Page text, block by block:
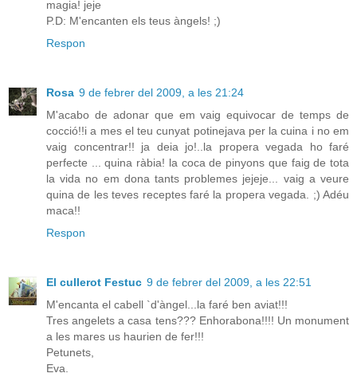
magia! jeje
P.D: M'encanten els teus àngels! ;)
Respon
Rosa 9 de febrer del 2009, a les 21:24
M'acabo de adonar que em vaig equivocar de temps de
cocció!!i a mes el teu cunyat potinejava per la cuina i no em
vaig concentrar!! ja deia jo!..la propera vegada ho faré
perfecte ... quina ràbia! la coca de pinyons que faig de tota
la vida no em dona tants problemes jejeje... vaig a veure
quina de les teves receptes faré la propera vegada. ;) Adéu
maca!!
Respon
El cullerot Festuc 9 de febrer del 2009, a les 22:51
M'encanta el cabell `d'àngel...la faré ben aviat!!!
Tres angelets a casa tens??? Enhorabona!!!! Un monument
a les mares us haurien de fer!!!
Petunets,
Eva.